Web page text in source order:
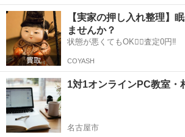
コン初心者さん向けに親切、丁寧にレクチャーす
スンです。 ■レッスン内容 ①Canva もうデ
て...
愛知 岡崎市 岡崎駅 Windows総合
【実家の押し入れ整理】
ませんか？
状態が悪くてもOK🙆‍♀️査定0円‼️
COYASH
1対1オンラインPC教室・
名古屋市